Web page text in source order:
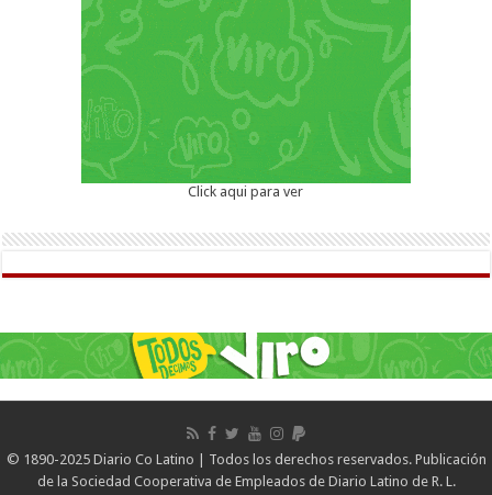
Click aqui para ver
© 1890-2025 Diario Co Latino | Todos los derechos reservados. Publicación
de la Sociedad Cooperativa de Empleados de Diario Latino de R. L.